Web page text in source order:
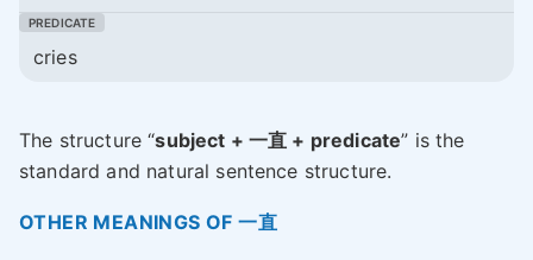
cries
The structure “subject + 一直 + predicate” is the
standard and natural sentence structure.
OTHER MEANINGS OF 一直